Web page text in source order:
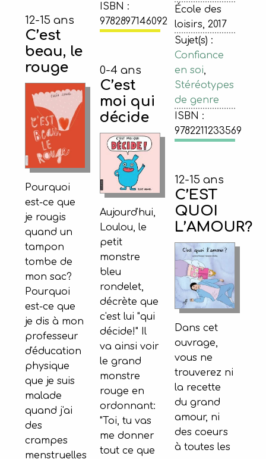
ISBN :
9782897146092
École des
loisirs, 2017
Sujet(s) :
Confiance
en soi,
Stéréotypes
de genre
ISBN :
9782211233569
12-15 ans
C’est
beau, le
rouge
Pourquoi
est-ce que
je rougis
quand un
tampon
tombe de
mon sac?
Pourquoi
est-ce que
je dis à mon
professeur
d'éducation
physique
que je suis
malade
quand j'ai
des
crampes
menstruelles
0-4 ans
C’est
moi qui
décide
Aujourd'hui,
Loulou, le
petit
monstre
bleu
rondelet,
décrète que
c'est lui "qui
décide!" Il
va ainsi voir
le grand
monstre
rouge en
ordonnant:
"Toi, tu vas
me donner
tout ce que
12-15 ans
C’EST
QUOI
L’AMOUR?
Dans cet
ouvrage,
vous ne
trouverez ni
la recette
du grand
amour, ni
des coeurs
à toutes les